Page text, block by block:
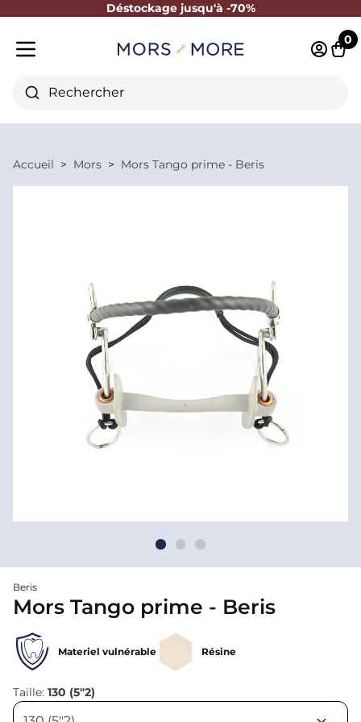
Déstockage jusqu'à -70%
Fermer
Rechercher
0
Accueil Mors Mors Tango prime - Beris
Beris
Mors Tango prime - Beris
Materiel vulnérable Résine
Taille: 130 (5"2)